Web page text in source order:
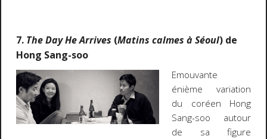
7. The Day He Arrives (Matins calmes à Séoul) de
Hong Sang-soo
Emouvante
énième variation
du coréen Hong
Sang-soo autour
de sa figure